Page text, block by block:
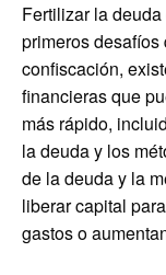
Fertilizar la
primeros
confiscación,
financieras que
más rápido,
la deuda y los
de la deuda y la
liberar capital
gastos o